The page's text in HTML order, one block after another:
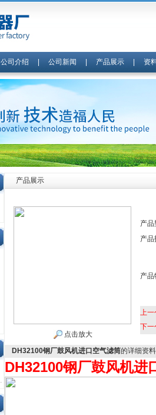
公司介绍 公司新闻 产品展示| 资
产品展示
点击放大
产品
产品
产品
上一
下一
DH32100钢厂鼓风机进口空气滤筒的详细资
DH32100钢厂鼓风机进